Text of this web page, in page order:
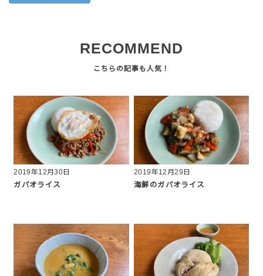
RECOMMEND
2019年12月30日
ガパオライス
2019年12月29日
海鮮のガパオライス